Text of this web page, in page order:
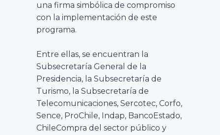
una firma simbólica de compromiso
con la implementación de este
programa.
Entre ellas, se encuentran la
Subsecretaría General de la
Presidencia, la Subsecretaría de
Turismo, la Subsecretaría de
Telecomunicaciones, Sercotec, Corfo,
Sence, ProChile, Indap, BancoEstado,
ChileCompra del sector público y